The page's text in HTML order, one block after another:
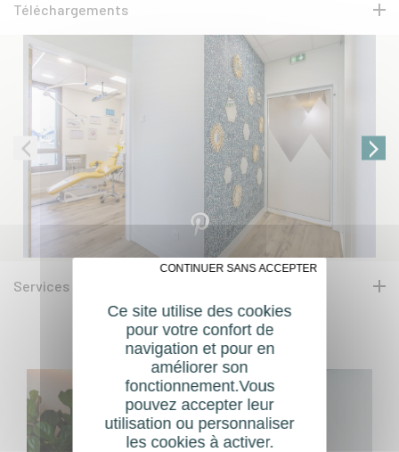
Téléchargements
Services
Produits similaires
Ce site utilise des cookies
pour votre confort de
navigation et pour en
améliorer son
fonctionnement.Vous
pouvez accepter leur
utilisation ou personnaliser
les cookies à activer.
✗ CONTINUER SANS ACCEPTER